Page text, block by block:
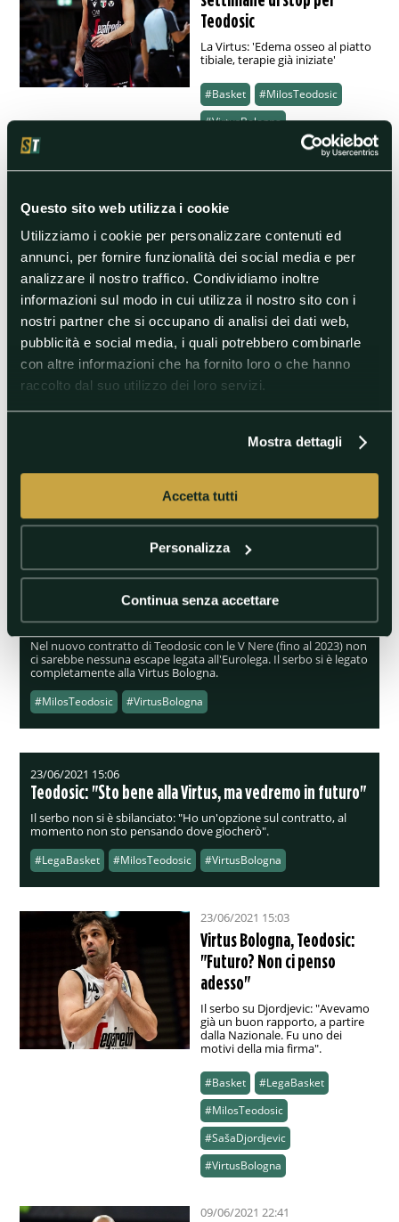
Questo sito web utilizza i cookie
Utilizziamo i cookie per personalizzare contenuti ed
annunci, per fornire funzionalità dei social media e per
analizzare il nostro traffico. Condividiamo inoltre
informazioni sul modo in cui utilizza il nostro sito con i
nostri partner che si occupano di analisi dei dati web,
pubblicità e social media, i quali potrebbero combinarle
con altre informazioni che ha fornito loro o che hanno
raccolto dal suo utilizzo dei loro servizi.
Mostra dettagli
Accetta tutti
Personalizza
Continua senza accettare
Teodosic
La Virtus: 'Edema osseo al piatto
tibiale, terapie già iniziate'
#Basket
#MilosTeodosic
#VirtusBologna
Virtus Bologna: problema al polpaccio per Milos
Il play serbo, nell’ultimo quarto con Venezia, ha rimediato un
problema muscolare al polpaccio dopo un contrasto con Phillip.
Secondo il Corriere di Bologna, solo oggi si capirà la corretta
muscolare?
#Basket #MilosTeodosic #VirtusBologna
13/09/2021 13:29
Basket, la Virtus recupera
Teodosic per la Supercoppa
Tessitori in vista del primo
#Basket #MilosTeodosic
09/07/2021 09:41
Virtus Bologna: nessuna escape nel contratto di
Teodosic
Nel nuovo contratto di Teodosic con le V Nere (fino al 2023) non
ci sarebbe nessuna escape legata all'Eurolega. Il serbo si è legato
completamente alla Virtus Bologna.
#MilosTeodosic #VirtusBologna
23/06/2021 15:06
Teodosic: "Sto bene alla Virtus, ma vedremo in futuro"
Il serbo non si è sbilanciato: "Ho un'opzione sul contratto, al
momento non sto pensando dove giocherò".
#LegaBasket #MilosTeodosic #VirtusBologna
23/06/2021 15:03
Virtus Bologna, Teodosic:
"Futuro? Non ci penso
adesso"
Il serbo su Djordjevic: "Avevamo
già un buon rapporto, a partire
dalla Nazionale. Fu uno dei
motivi della mia firma".
#Basket
#LegaBasket
#MilosTeodosic
#SašaDjordjevic
#VirtusBologna
09/06/2021 22:41